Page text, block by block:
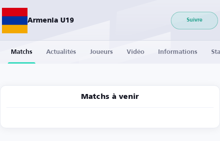
Armenia U19 Suivre
Matchs Actualités Joueurs Vidéo Informations
Matchs à venir